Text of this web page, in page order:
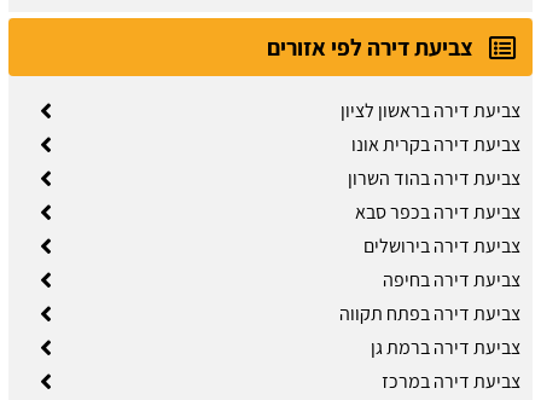
צביעת דירה לפי אזורים
צביעת דירה בראשון לציון
צביעת דירה בקרית אונו
צביעת דירה בהוד השרון
צביעת דירה בכפר סבא
צביעת דירה בירושלים
צביעת דירה בחיפה
צביעת דירה בפתח תקווה
צביעת דירה ברמת גן
צביעת דירה במרכז